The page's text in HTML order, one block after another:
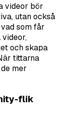
videor bör
utan också
som får
och skapa
tittarna
mer
flik